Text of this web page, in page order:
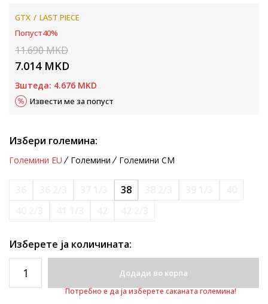
GTX
LAST PIECE
Попуст40%
11.690MKD
7.014 MKD
Зштеда: 4.676 MKD
Извести ме за попуст
Избери големина:
Големини EU Големини Големини CM
38
Изберете ја количината:
Додади во корпа
Потребно е да ја изберете саканата големина!